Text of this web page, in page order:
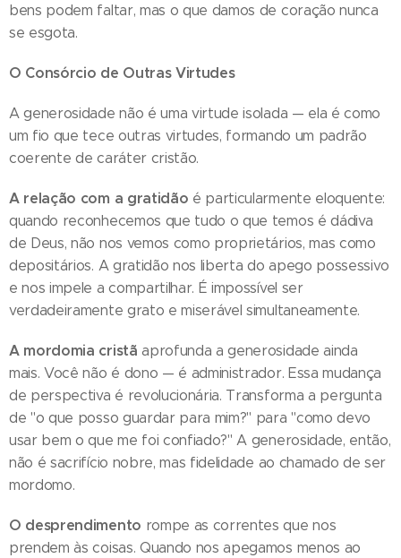
bens podem faltar, mas o que damos de coração nunca
se esgota.
O Consórcio de Outras Virtudes
A generosidade não é uma virtude isolada — ela é como
um fio que tece outras virtudes, formando um padrão
coerente de caráter cristão.
A relação com a gratidão é particularmente eloquente:
quando reconhecemos que tudo o que temos é dádiva
de Deus, não nos vemos como proprietários, mas como
depositários. A gratidão nos liberta do apego possessivo
e nos impele a compartilhar. É impossível ser
verdadeiramente grato e miserável simultaneamente.
A mordomia cristã aprofunda a generosidade ainda
mais. Você não é dono — é administrador. Essa mudança
de perspectiva é revolucionária. Transforma a pergunta
de "o que posso guardar para mim?" para "como devo
usar bem o que me foi confiado?" A generosidade, então,
não é sacrifício nobre, mas fidelidade ao chamado de ser
mordomo.
O desprendimento rompe as correntes que nos
prendem às coisas. Quando nos apegamos menos ao